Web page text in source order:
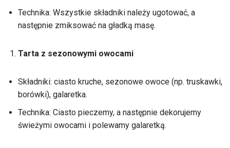
Technika: Wszystkie składniki należy ugotować, a
następnie zmiksować na gładką masę.
Tarta z sezonowymi owocami
Składniki: ciasto kruche, sezonowe owoce (np. truskawki,
borówki), galaretka.
Technika: Ciasto pieczemy, a następnie dekorujemy
świeżymi owocami i polewamy galaretką.